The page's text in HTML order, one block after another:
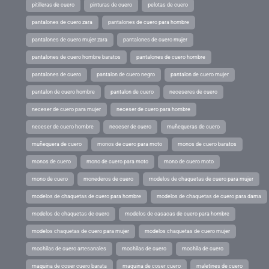
pitilleras de cuero pinturas de cuero pelotas de cuero
pantalones de cuero zara pantalones de cuero para hombre
pantalones de cuero mujer zara pantalones de cuero mujer
pantalones de cuero hombre baratos pantalones de cuero hombre
pantalones de cuero pantalon de cuero negro pantalon de cuero mujer
pantalon de cuero hombre pantalon de cuero neceseres de cuero
neceser de cuero para mujer neceser de cuero para hombre
neceser de cuero hombre neceser de cuero muñequeras de cuero
muñequera de cuero monos de cuero para moto monos de cuero baratos
monos de cuero mono de cuero para moto mono de cuero moto
mono de cuero monederos de cuero modelos de chaquetas de cuero para mujer
modelos de chaquetas de cuero para hombre modelos de chaquetas de cuero para dama
modelos de chaquetas de cuero modelos de casacas de cuero para hombre
modelos chaquetas de cuero para mujer modelos chaquetas de cuero mujer
mochilas de cuero artesanales mochilas de cuero mochila de cuero
maquina de coser cuero barata maquina de coser cuero maletines de cuero